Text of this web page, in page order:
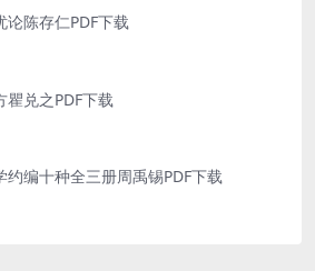
论陈存仁PDF下载
瞿兑之PDF下载
约编十种全三册周禹锡PDF下载